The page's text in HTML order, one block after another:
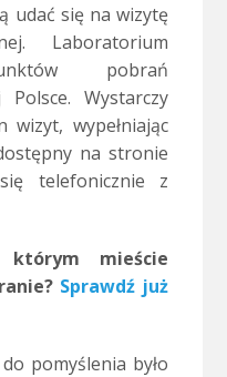
udać się na wizytę
Laboratorium
pobrań
Polsce. Wystarczy
wizyt, wypełniając
na stronie
telefonicznie z
mieście
Sprawdź już
pomyślenia było